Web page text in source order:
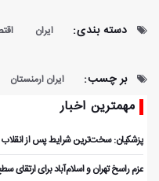
دسته بندی: ایران
بر چسب: ایران ارمنستان
مهمترین اخبار
پزشکیان: سخت‌ترین شرایط پس از انقلاب
عزم راسخ تهران و اسلام‌آباد برای ارتقای